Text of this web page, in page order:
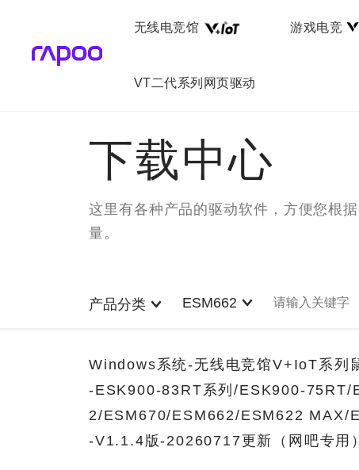
无线电竞馆 游戏电竞
VT二代系列网页驱动
下载中心
这里有各种产品的驱动软件，方便您根
量。
产品分类 ESM662
Windows系统-无线电竞馆V+IoT系列
-ESK900-83RT系列/ESK900-
2/ESM670/ESM662/ESM622 MAX/
-V1.1.4版-20260717更新（网吧专用）